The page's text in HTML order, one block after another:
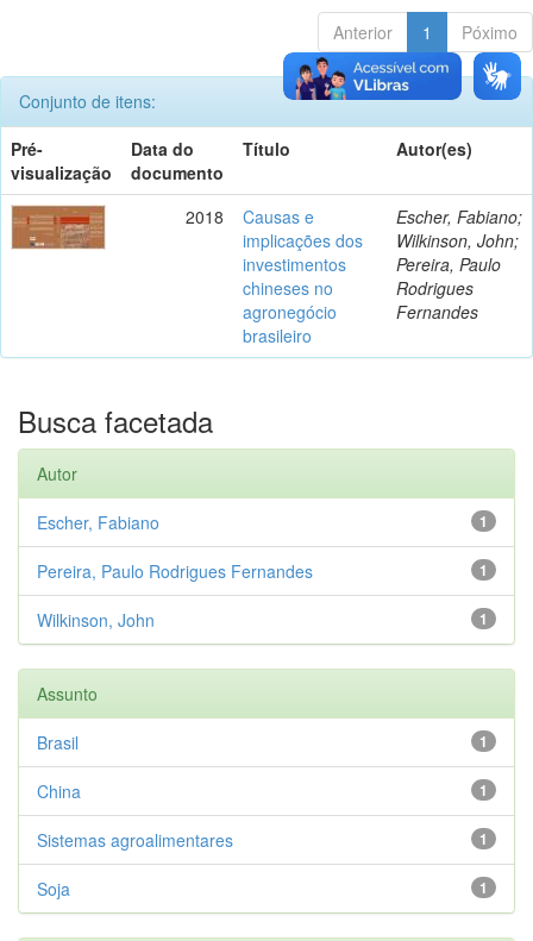
Anterior 1 Póximo
Conjunto de itens:
Pré-
visualização
Data do
documento
Título Autor(es)
2018
Causas e
implicações dos
investimentos
chineses no
agronegócio
brasileiro
Escher, Fabiano;
Wilkinson, John;
Pereira, Paulo
Rodrigues
Fernandes
Busca facetada
Autor
1
Escher, Fabiano
1
Pereira, Paulo Rodrigues Fernandes
1
Wilkinson, John
Assunto
1
Brasil
1
China
1
Sistemas agroalimentares
1
Soja